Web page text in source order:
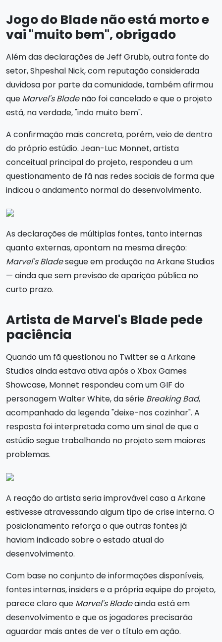
Jogo do Blade não está morto e
vai "muito bem", obrigado
Além das declarações de Jeff Grubb, outra fonte do
setor, Shpeshal Nick, com reputação considerada
duvidosa por parte da comunidade, também afirmou
que Marvel's Bladenão foi cancelado e que o projeto
está, na verdade, "indo muito bem".
A confirmação mais concreta, porém, veio de dentro
do próprio estúdio. Jean-Luc Monnet, artista
conceitual principal do projeto, respondeu a um
questionamento de fã nas redes sociais de forma que
indicou o andamento normal do desenvolvimento.
As declarações de múltiplas fontes, tanto internas
quanto externas, apontam na mesma direção:
Marvel's Bladesegue em produção na Arkane Studios
— ainda que sem previsão de aparição pública no
curto prazo.
Artista de Marvel's Blade pede
paciência
Quando um fã questionou no Twitter se a Arkane
Studios ainda estava ativa após o Xbox Games
Showcase, Monnet respondeu com um GIF do
personagem Walter White, da série Breaking Bad,
acompanhado da legenda "deixe-nos cozinhar". A
resposta foi interpretada como um sinal de que o
estúdio segue trabalhando no projeto sem maiores
problemas.
A reação do artista seria improvável caso a Arkane
estivesse atravessando algum tipo de crise interna. O
posicionamento reforça o que outras fontes já
haviam indicado sobre o estado atual do
desenvolvimento.
Com base no conjunto de informações disponíveis,
fontes internas, insiders e a própria equipe do projeto,
parece claro que Marvel's Bladeainda está em
desenvolvimento e que os jogadores precisarão
aguardar mais antes de ver o título em ação.